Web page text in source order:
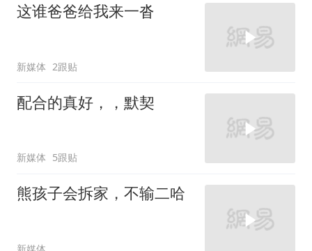
这谁爸爸给我来一沓
新媒体 2跟贴
配合的真好，，默契
新媒体 5跟贴
熊孩子会拆家，不输二哈